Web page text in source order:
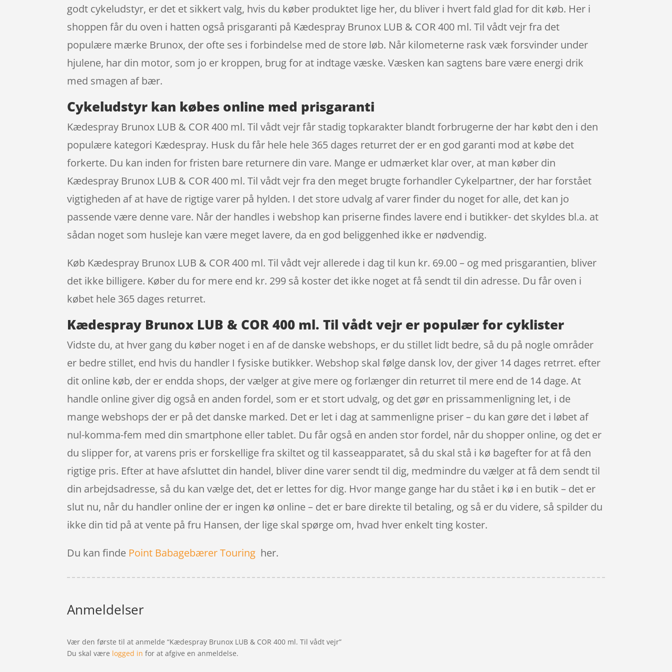
godt cykeludstyr, er det et sikkert valg, hvis du køber produktet lige her, du bliver i hvert fald glad for dit køb. Her i
shoppen får du oven i hatten også prisgaranti på Kædespray Brunox LUB & COR 400 ml. Til vådt vejr fra det
populære mærke Brunox, der ofte ses i forbindelse med de store løb. Når kilometerne rask væk forsvinder under
hjulene, har din motor, som jo er kroppen, brug for at indtage væske. Væsken kan sagtens bare være energi drik
med smagen af bær.
Cykeludstyr kan købes online med prisgaranti
Kædespray Brunox LUB & COR 400 ml. Til vådt vejr får stadig topkarakter blandt forbrugerne der har købt den i den
populære kategori Kædespray. Husk du får hele hele 365 dages returret der er en god garanti mod at købe det
forkerte. Du kan inden for fristen bare returnere din vare. Mange er udmærket klar over, at man køber din
Kædespray Brunox LUB & COR 400 ml. Til vådt vejr fra den meget brugte forhandler Cykelpartner, der har forstået
vigtigheden af at have de rigtige varer på hylden. I det store udvalg af varer finder du noget for alle, det kan jo
passende være denne vare. Når der handles i webshop kan priserne findes lavere end i butikker- det skyldes bl.a. at
sådan noget som husleje kan være meget lavere, da en god beliggenhed ikke er nødvendig.
Køb Kædespray Brunox LUB & COR 400 ml. Til vådt vejr allerede i dag til kun kr. 69.00 – og med prisgarantien, bliver
det ikke billigere. Køber du for mere end kr. 299 så koster det ikke noget at få sendt til din adresse. Du får oven i
købet hele 365 dages returret.
Kædespray Brunox LUB & COR 400 ml. Til vådt vejr er populær for cyklister
Vidste du, at hver gang du køber noget i en af de danske webshops, er du stillet lidt bedre, så du på nogle områder
er bedre stillet, end hvis du handler I fysiske butikker. Webshop skal følge dansk lov, der giver 14 dages retrret. efter
dit online køb, der er endda shops, der vælger at give mere og forlænger din returret til mere end de 14 dage. At
handle online giver dig også en anden fordel, som er et stort udvalg, og det gør en prissammenligning let, i de
mange webshops der er på det danske marked. Det er let i dag at sammenligne priser – du kan gøre det i løbet af
nul-komma-fem med din smartphone eller tablet. Du får også en anden stor fordel, når du shopper online, og det er
du slipper for, at varens pris er forskellige fra skiltet og til kasseapparatet, så du skal stå i kø bagefter for at få den
rigtige pris. Efter at have afsluttet din handel, bliver dine varer sendt til dig, medmindre du vælger at få dem sendt til
din arbejdsadresse, så du kan vælge det, det er lettes for dig. Hvor mange gange har du stået i kø i en butik – det er
slut nu, når du handler online der er ingen kø online – det er bare direkte til betaling, og så er du videre, så spilder du
ikke din tid på at vente på fru Hansen, der lige skal spørge om, hvad hver enkelt ting koster.
Du kan finde Point Babagebærer Touring her.
Anmeldelser
Vær den første til at anmelde “Kædespray Brunox LUB & COR 400 ml. Til vådt vejr”
Du skal være logged in for at afgive en anmeldelse.